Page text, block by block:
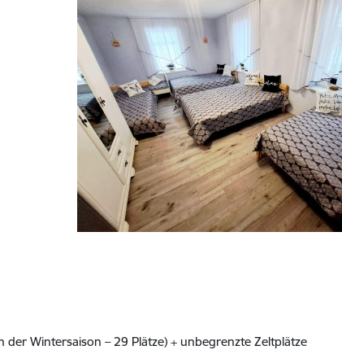
der Wintersaison – 29 Plätze) + unbegrenzte Zeltplätze